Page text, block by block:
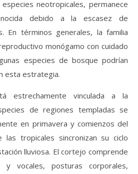
neotropicales, permanece
debido a la escasez de
En términos generales, la familia
monógamo con cuidado
especies de bosque podrían
esta estrategia.
estrechamente vinculada a la
de regiones templadas se
en primavera y comienzos del
las tropicales sincronizan su ciclo
lluviosa. El cortejo comprende
y vocales, posturas corporales,